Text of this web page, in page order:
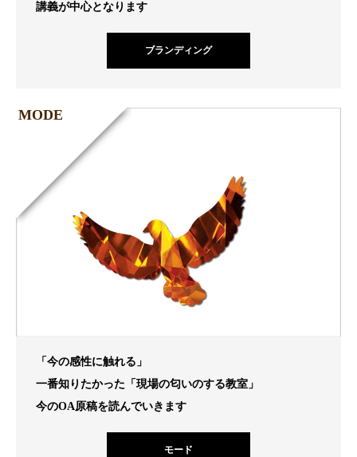
講義が中心となります
ブランディング
MODE
「今の感性に触れる」
一番知りたかった「現場の匂いのする教室」
今のOA原稿を読んでいきます
モード